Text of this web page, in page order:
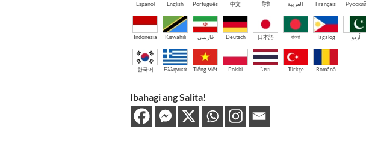
Español English Português 中文 हिंदी العربية Français Русский
Indonesia Kiswahili فارسی Deutsch 日本語 বাংলা Tagalog اُردو
한국어 Ελληνικά Tiếng Việt Polski ไทย Türkçe Română
Ibahagi ang Salita!